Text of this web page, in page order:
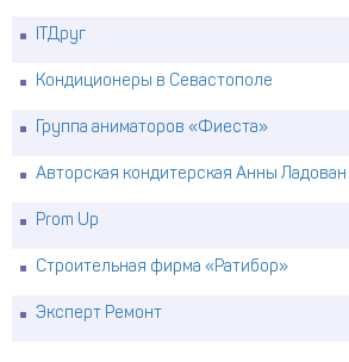
ITДруг
Кондиционеры в Севастополе
Группа аниматоров «Фиеста»
Авторская кондитерская Анны Ладован
Prom Up
Строительная фирма «Ратибор»
Эксперт Ремонт